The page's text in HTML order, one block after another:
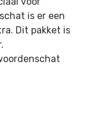
is er een
Dit pakket is